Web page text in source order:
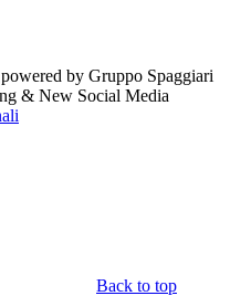
by Gruppo Spaggiari
& New Social Media
Back to top